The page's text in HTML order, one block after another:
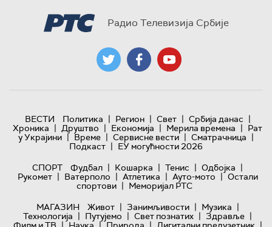
Радио Телевизија Србије
ВЕСТИ Политика | Регион | Свет | Србија данас |
Хроника | Друштво | Економија | Мерила времена | Рат
у Украјини | Време | Сервисне вести | Сматрачница |
Подкаст | ЕУ могућности 2026
СПОРТ
Фудбал | Кошарка | Тенис | Одбојка |
Рукомет | Ватерполо | Атлетика | Ауто-мото | Остали
спортови | Меморијал РТС
МАГАЗИН
Живот | Занимљивости | Музика |
Технологијa | Путујемо | Свет познатих | Здравље |